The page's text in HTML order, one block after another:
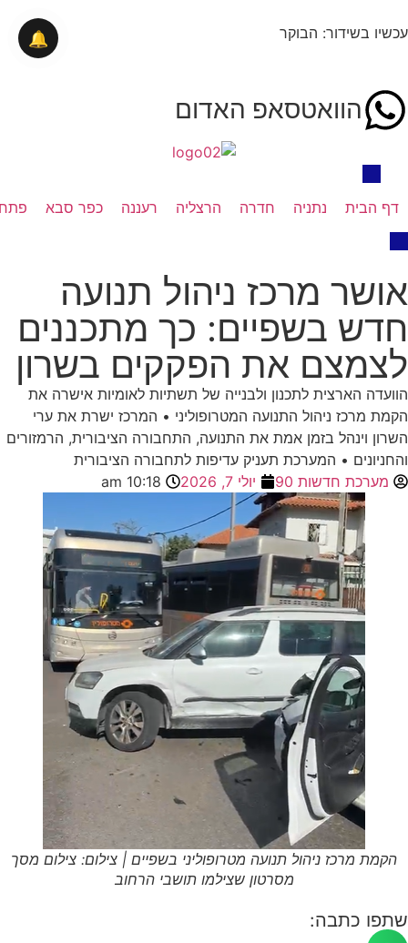
עכשיו בשידור: הבוקר
הוואטסאפ האדום
דף הבית נתניה חדרה הרצליה רעננה כפר סבא
אושר מרכז ניהול תנועה
חדש בשפיים: כך מתכננים
לצמצם את הפקקים בשרון
הוועדה הארצית לתכנון ולבנייה של תשתיות לאומיות אישרה את
הקמת מרכז ניהול התנועה המטרופוליני • המרכז ישרת את ערי
השרון וינהל בזמן אמת את התנועה, התחבורה הציבורית, הרמזורים
והחניונים • המערכת תעניק עדיפות לתחבורה הציבורית
מערכת חדשות 90
יולי 7, 2026 10:18 am
הקמת מרכז ניהול תנועה מטרופוליני בשפיים | צילום: צילום מסך
מסרטון שצילמו תושבי הרחוב
שתפו כתבה:
🔔